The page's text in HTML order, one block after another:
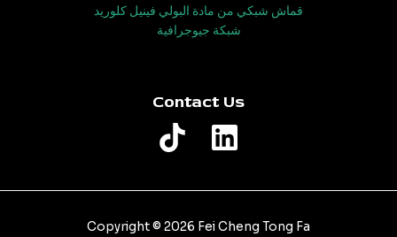
قماش شبكي من مادة البولي فينيل كلوريد
شبكة جيوجرافية
Contact Us
Copyright © 2026 Fei Cheng Tong Fa